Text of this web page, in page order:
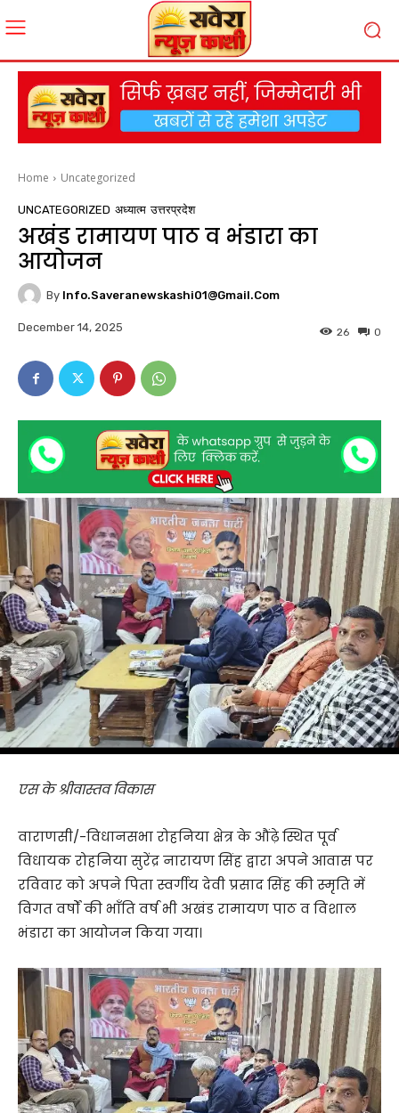
Home Uncategorized
UNCATEGORIZED अध्यात्म उत्तरप्रदेश
अखंड रामायण पाठ व भंडारा का
आयोजन
By Info.saveranewskashi01@gmail.com
December 14, 2025 0
26
एस के श्रीवास्तव विकास
वाराणसी/-विधानसभा रोहनिया क्षेत्र के औंढ़े स्थित पूर्व
विधायक रोहनिया सुरेंद्र नारायण सिंह द्वारा अपने आवास पर
रविवार को अपने पिता स्वर्गीय देवी प्रसाद सिंह की स्मृति में
विगत वर्षों की भाँति वर्ष भी अखंड रामायण पाठ व विशाल
भंडारा का आयोजन किया गया।